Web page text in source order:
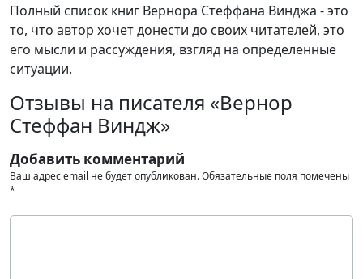
Полный список книг Вернора Стеффана Винджа - это
то, что автор хочет донести до своих читателей, это
его мысли и рассуждения, взгляд на определенные
ситуации.
Отзывы на писателя «Вернор
Стеффан Виндж»
Добавить комментарий
Ваш адрес email не будет опубликован.Обязательные поля помечены
*